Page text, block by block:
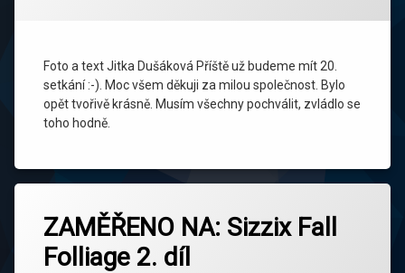
Foto a text Jitka Dušáková Příště už budeme mít 20.
setkání :-). Moc všem děkuji za milou společnost. Bylo
opět tvořivě krásně. Musím všechny pochválit, zvládlo se
toho hodně.
ZAMĚŘENO NA: Sizzix Fall
Folliage 2. díl